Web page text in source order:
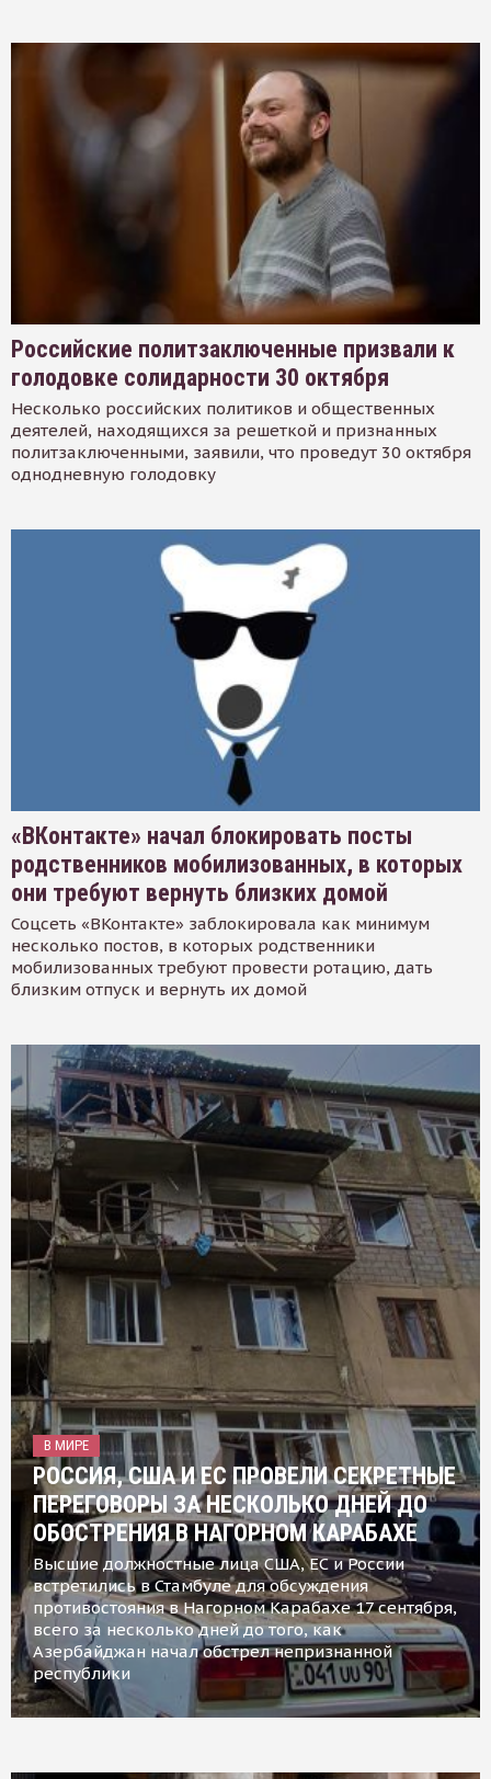
Российские политзаключенные призвали к
голодовке солидарности 30 октября
Несколько российских политиков и общественных
деятелей, находящихся за решеткой и признанных
политзаключенными, заявили, что проведут 30 октября
однодневную голодовку
«ВКонтакте» начал блокировать посты
родственников мобилизованных, в которых
они требуют вернуть близких домой
Соцсеть «ВКонтакте» заблокировала как минимум
несколько постов, в которых родственники
мобилизованных требуют провести ротацию, дать
близким отпуск и вернуть их домой
В МИРЕ
РОССИЯ, США И ЕС ПРОВЕЛИ СЕКРЕТНЫЕ
ПЕРЕГОВОРЫ ЗА НЕСКОЛЬКО ДНЕЙ ДО
ОБОСТРЕНИЯ В НАГОРНОМ КАРАБАХЕ
Высшие должностные лица США, ЕС и России
встретились в Стамбуле для обсуждения
противостояния в Нагорном Карабахе 17 сентября,
всего за несколько дней до того, как
Азербайджан начал обстрел непризнанной
республики